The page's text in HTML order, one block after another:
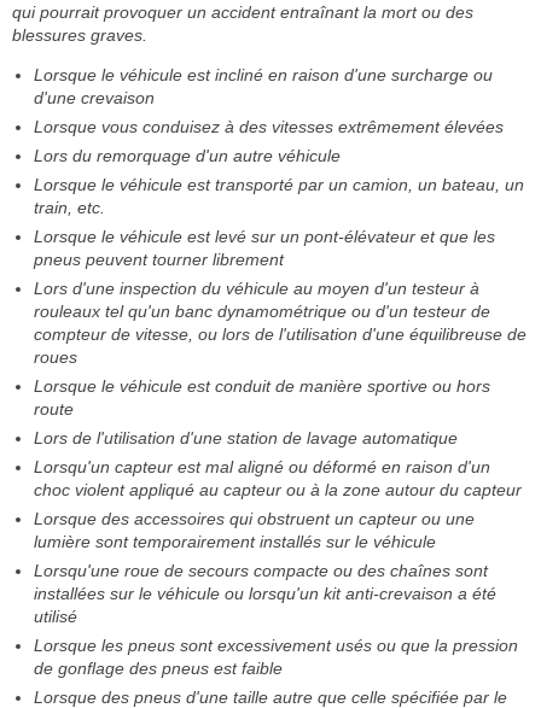
qui pourrait provoquer un accident entraînant la mort ou des
blessures graves.
Lorsque le véhicule est incliné en raison d'une surcharge ou
d'une crevaison
Lorsque vous conduisez à des vitesses extrêmement élevées
Lors du remorquage d'un autre véhicule
Lorsque le véhicule est transporté par un camion, un bateau, un
train, etc.
Lorsque le véhicule est levé sur un pont-élévateur et que les
pneus peuvent tourner librement
Lors d'une inspection du véhicule au moyen d'un testeur à
rouleaux tel qu'un banc dynamométrique ou d'un testeur de
compteur de vitesse, ou lors de l'utilisation d'une équilibreuse de
roues
Lorsque le véhicule est conduit de manière sportive ou hors
route
Lors de l'utilisation d'une station de lavage automatique
Lorsqu'un capteur est mal aligné ou déformé en raison d'un
choc violent appliqué au capteur ou à la zone autour du capteur
Lorsque des accessoires qui obstruent un capteur ou une
lumière sont temporairement installés sur le véhicule
Lorsqu'une roue de secours compacte ou des chaînes sont
installées sur le véhicule ou lorsqu'un kit anti-crevaison a été
utilisé
Lorsque les pneus sont excessivement usés ou que la pression
de gonflage des pneus est faible
Lorsque des pneus d'une taille autre que celle spécifiée par le